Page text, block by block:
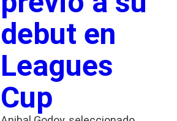
debut en
Leagues
Cup